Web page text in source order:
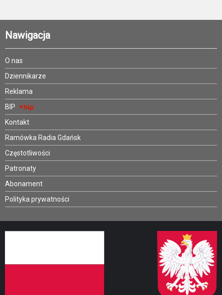
Nawigacja
O nas
Dziennikarze
Reklama
BIP
Kontakt
Ramówka Radia Gdańsk
Częstotliwości
Patronaty
Abonament
Polityka prywatności